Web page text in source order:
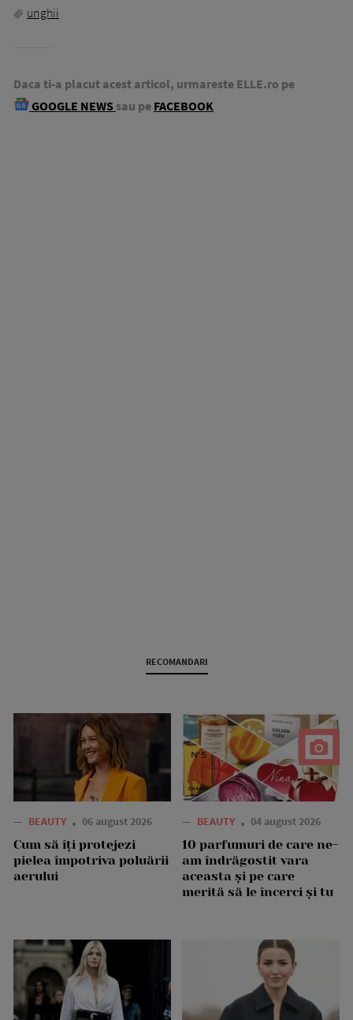
unghii
Daca ti-a placut acest articol, urmareste ELLE.ro pe
GOOGLE NEWS sau pe FACEBOOK
RECOMANDARI
— BEAUTY 06 august 2026
Cum să îți protejezi
pielea împotriva poluării
aerului
— BEAUTY 04 august 2026
10 parfumuri de care ne-
am îndrăgostit vara
aceasta și pe care
merită să le încerci și tu